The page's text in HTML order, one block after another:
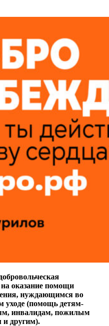
на оказание помощи
нуждающимся во
уходе (помощь детям-
инвалидам, пожилым
и другим).